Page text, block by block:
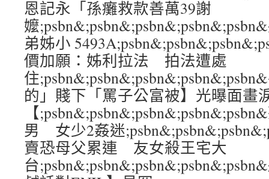
恩記永「孫癱救款善萬39謝
嬤
弟姊小
價加願：姊利拉法 拍法遭處
住
的」賤下「罵子公富被】光曝面畫
【
男 女少2姦迷
賣恐母父累連 友女殺王宅大
台